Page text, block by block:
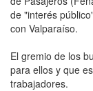
de "interés
con Valparaíso.
El gremio de los
para ellos y que
trabajadores.